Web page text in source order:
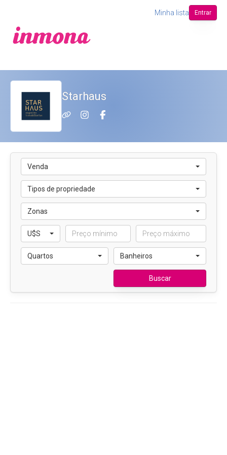
Minha lista Entrar
Starhaus
Venda
Tipos de propriedade
Zonas
U$S
Quartos Banheiros
Buscar